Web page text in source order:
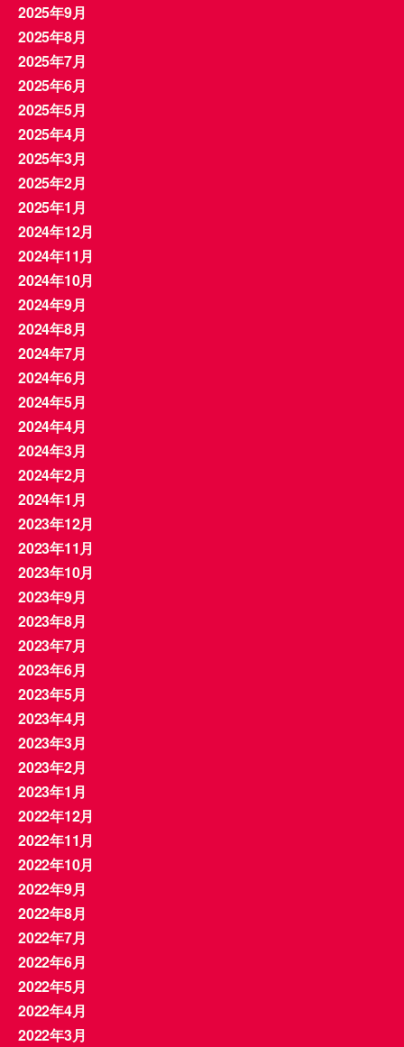
2025年9月
2025年8月
2025年7月
2025年6月
2025年5月
2025年4月
2025年3月
2025年2月
2025年1月
2024年12月
2024年11月
2024年10月
2024年9月
2024年8月
2024年7月
2024年6月
2024年5月
2024年4月
2024年3月
2024年2月
2024年1月
2023年12月
2023年11月
2023年10月
2023年9月
2023年8月
2023年7月
2023年6月
2023年5月
2023年4月
2023年3月
2023年2月
2023年1月
2022年12月
2022年11月
2022年10月
2022年9月
2022年8月
2022年7月
2022年6月
2022年5月
2022年4月
2022年3月